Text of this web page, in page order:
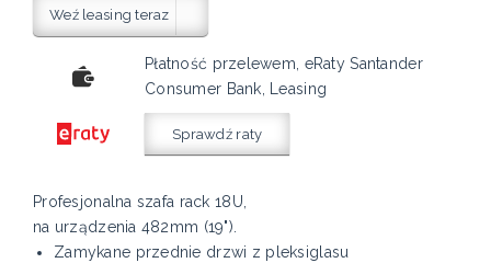
Weź leasing teraz
Płatność przelewem, eRaty Santander
Consumer Bank, Leasing
Sprawdź raty
Profesjonalna szafa rack 18U,
na urządzenia 482mm (19").
Zamykane przednie drzwi z pleksiglasu